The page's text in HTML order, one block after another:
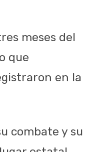
meses del
que
en la
combate y su